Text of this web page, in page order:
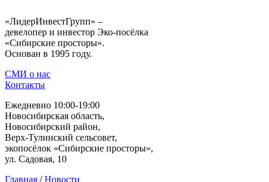
«ЛидерИнвестГрупп» –
девелопер и инвестор Эко-посёлка
«Сибирские просторы».
Основан в 1995 году.
СМИ о нас
Контакты
Ежедневно 10:00-19:00
Новосибирская область,
Новосибирский район,
Верх-Тулинский сельсовет,
экопосёлок «Сибирские просторы»,
ул. Садовая, 10
Главная / Новости